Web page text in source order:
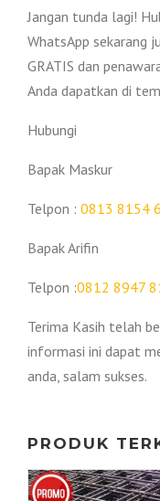
Jangan tunda lagi!
WhatsApp sekarang
GRATIS dan
Anda dapatkan di
Hubungi
Bapak Maskur
Telpon : 0813 8154
Bapak Arifin
Telpon :0812 8947
Terima Kasih telah
informasi ini dapat
anda, salam sukses.
PRODUK